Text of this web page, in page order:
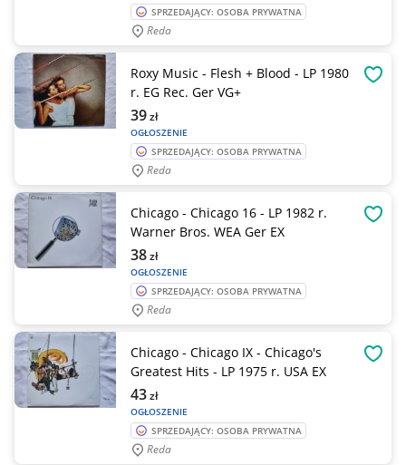
SPRZEDAJĄCY: OSOBA PRYWATNA
Reda
Roxy Music - Flesh + Blood - LP 1980
r. EG Rec. Ger VG+
OGŁOSZENIE
39zł
SPRZEDAJĄCY: OSOBA PRYWATNA
Reda
Chicago - Chicago 16 - LP 1982 r.
Warner Bros. WEA Ger EX
OGŁOSZENIE
38zł
SPRZEDAJĄCY: OSOBA PRYWATNA
Reda
Chicago - Chicago IX - Chicago's
Greatest Hits - LP 1975 r. USA EX
OGŁOSZENIE
43zł
SPRZEDAJĄCY: OSOBA PRYWATNA
Reda